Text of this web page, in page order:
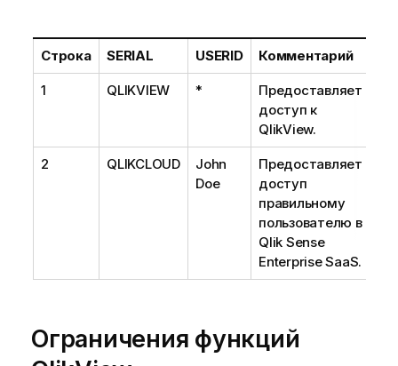
Строка SERIAL USERID Комментарий
1 QLIKVIEW *
Предоставляет
доступ к
QlikView.
2 QLIKCLOUD
John
Doe
Предоставляет
доступ
правильному
пользователю в
Qlik Sense
Enterprise SaaS.
Ограничения функций